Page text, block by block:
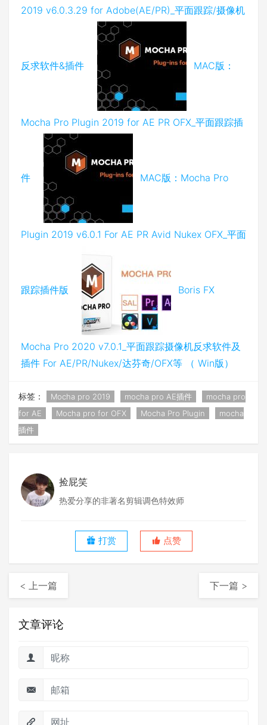
2019 v6.0.3.29 for Adobe(AE/PR)_平面跟踪/摄像机
反求软件&插件 MAC版：
Mocha Pro Plugin 2019 for AE PR OFX_平面跟踪插
件 MAC版：Mocha Pro
Plugin 2019 v6.0.1 For AE PR Avid Nukex OFX_平面
跟踪插件版 Boris FX
Mocha Pro 2020 v7.0.1_平面跟踪摄像机反求软件及
插件 For AE/PR/Nukex/达芬奇/OFX等 （ Win版）
标签： Mocha pro 2019 mocha pro AE插件
mocha pro
for AE
Mocha pro for OFX Mocha Pro Plugin
mocha
插件
捡屁笑
热爱分享的非著名剪辑调色特效师
打赏 点赞
< 上一篇 下一篇 >
文章评论